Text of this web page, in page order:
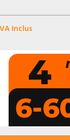
Inclus